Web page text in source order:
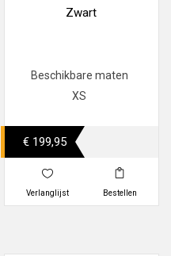
Zwart
Beschikbare maten
XS
€ 199,95
Verlanglijst Bestellen